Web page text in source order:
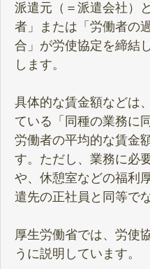
派遣元（＝派遣会社）
者」または「労働者の
合」が労使協定を締結
します。
具体的な賃金額などは
ている「同種の業務に
労働者の平均的な賃金
す。ただし、業務に必
や、休憩室などの福利
遣先の正社員と同等で
厚生労働省では、労使
うに説明しています。